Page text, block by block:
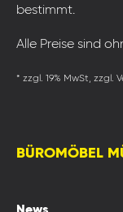
bestimmt.
Alle Preise sind
* zzgl. 19% MwSt, zzgl.
BÜROMÖBEL